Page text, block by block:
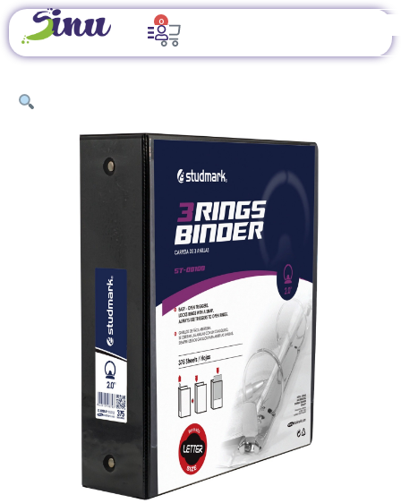
0
ÚTILES DE OFICINA /ARCHIVADORES, ORGANIZADORES Y
ACCESORIOS DE ESCRITORIO
/ CARPETA STUDMARK TAMANO
CARTA DE 3 ANILLAS, (2 PLGDS) 375 HOJAS. PERSONALIZABLE